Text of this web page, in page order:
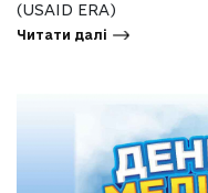
(USAID ERA)
Читати далі